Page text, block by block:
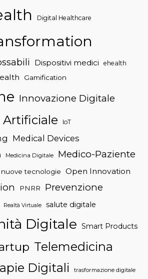
Digital Healthcare
Dispositivi medici ehealth
Gamification
Innovazione Digitale
IoT
Medical Devices
Medicina Digitale
Medico-Paziente
nuove tecnologie Open Innovation
PNRR
Prevenzione
Realtà Virtuale salute digitale
Digitale Smart Products
Telemedicina
Digitali trasformazione digitale